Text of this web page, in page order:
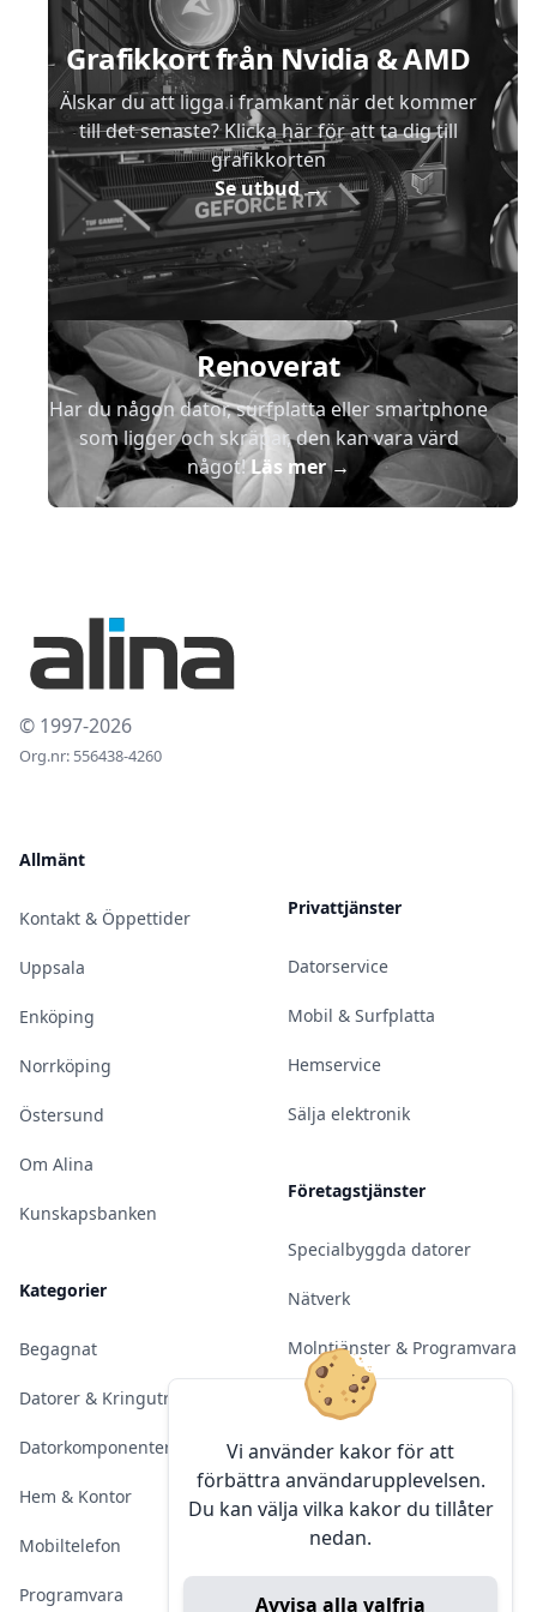
Vi använder kakor för att
förbättra användarupplevelsen.
Du kan välja vilka kakor du tillåter
nedan.
Avvisa alla valfria
Grafikkort från Nvidia & AMD
Älskar du att ligga i framkant när det kommer
till det senaste? Klicka här för att ta dig till
grafikkorten
Se utbud→
Renoverat
Har du någon dator, surfplatta eller smartphone
som ligger och skräpar, den kan vara värd
något!Läs mer→
© 1997-2026
Org.nr: 556438-4260
Allmänt
Kontakt & Öppettider
Uppsala
Enköping
Norrköping
Östersund
Om Alina
Kunskapsbanken
Kategorier
Begagnat
Datorer & Kringutrustning
Datorkomponenter
Hem & Kontor
Mobiltelefon
Programvara
Privattjänster
Datorservice
Mobil & Surfplatta
Hemservice
Sälja elektronik
Företagstjänster
Specialbyggda datorer
Nätverk
Molntjänster & Programvara
Server & Backup
Kameraövervakning
Konferens & Public Display
Sälja elektronik